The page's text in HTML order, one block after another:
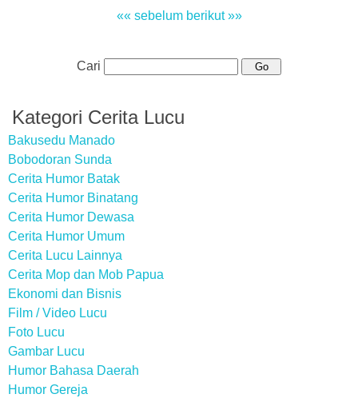
«« sebelum berikut »»
Cari
Kategori Cerita Lucu
Bakusedu Manado
Bobodoran Sunda
Cerita Humor Batak
Cerita Humor Binatang
Cerita Humor Dewasa
Cerita Humor Umum
Cerita Lucu Lainnya
Cerita Mop dan Mob Papua
Ekonomi dan Bisnis
Film / Video Lucu
Foto Lucu
Gambar Lucu
Humor Bahasa Daerah
Humor Gereja